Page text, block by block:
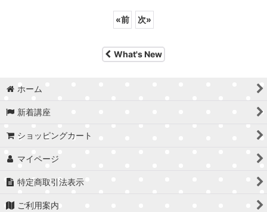
«前 次»
What's New
ホーム
新着講座
ショッピングカート
マイページ
特定商取引法表示
ご利用案内